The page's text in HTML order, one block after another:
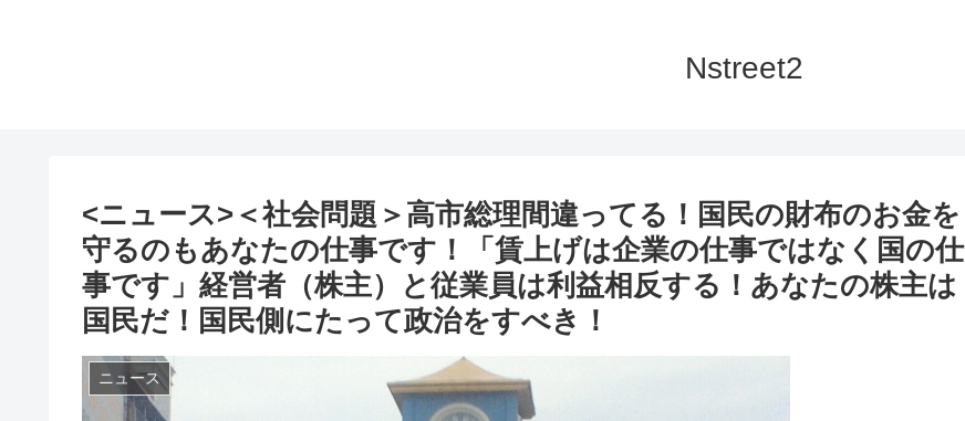
Nstreet2
<ニュース>＜社会問題＞高市総理間違ってる！国民の財布のお金を
守るのもあなたの仕事です！「賃上げは企業の仕事ではなく国の仕
事です」経営者（株主）と従業員は利益相反する！あなたの株主は
国民だ！国民側にたって政治をすべき！
ニュース